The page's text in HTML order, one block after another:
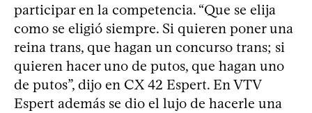
participar en la competencia. “Que se elija
como se eligió siempre. Si quieren poner una
reina trans, que hagan un concurso trans; si
quieren hacer uno de putos, que hagan uno
de putos”, dijo en CX 42 Espert. En VTV
Espert además se dio el lujo de hacerle una